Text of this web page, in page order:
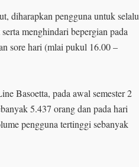
diharapkan pengguna untuk selalu
menghindari bepergian pada
sore hari (mlai pukul 16.00 –
Basoetta, pada awal semester 2
5.437 orang dan pada hari
pengguna tertinggi sebanyak